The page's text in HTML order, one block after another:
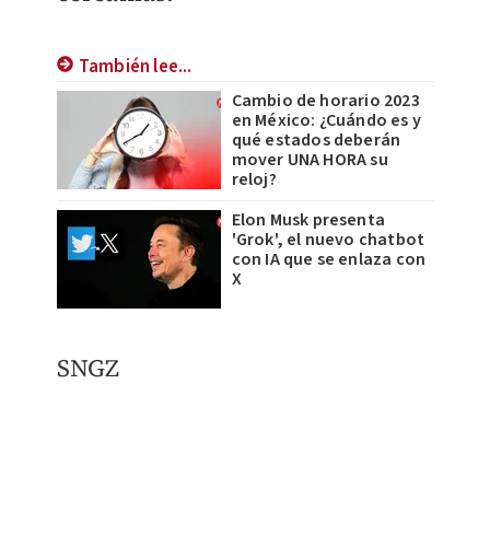
También lee...
Cambio de horario 2023
en México: ¿Cuándo es y
qué estados deberán
mover UNA HORA su
reloj?
Elon Musk presenta
'Grok', el nuevo chatbot
con IA que se enlaza con
X
SNGZ